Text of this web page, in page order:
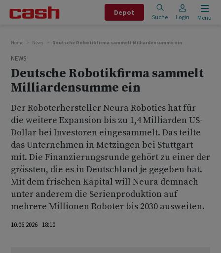
Depot
Suche Login Menu
Home News Deutsche Robotikfirma sammelt Milliardensumme ein
NEWS
Deutsche Robotikfirma sammelt
Milliardensumme ein
Der Roboterhersteller Neura Robotics hat für
die weitere Expansion bis zu 1,4 Milliarden US-
Dollar bei Investoren eingesammelt. Das teilte
das Unternehmen in Metzingen bei Stuttgart
mit. Die Finanzierungsrunde gehört zu einer der
grössten, die es in Deutschland je gegeben hat.
Mit dem frischen Kapital will Neura demnach
unter anderem die Serienproduktion auf
mehrere Millionen Roboter bis 2030 ausweiten.
10.06.2026 18:10